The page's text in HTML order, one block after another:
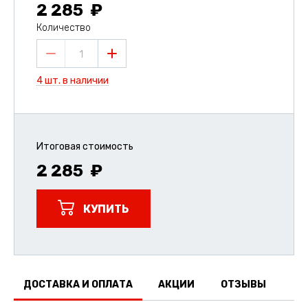
2 285
Количество
1
4 шт. в наличии
Итоговая стоимость
2 285
КУПИТЬ
ДОСТАВКА И ОПЛАТА АКЦИИ ОТЗЫВЫ